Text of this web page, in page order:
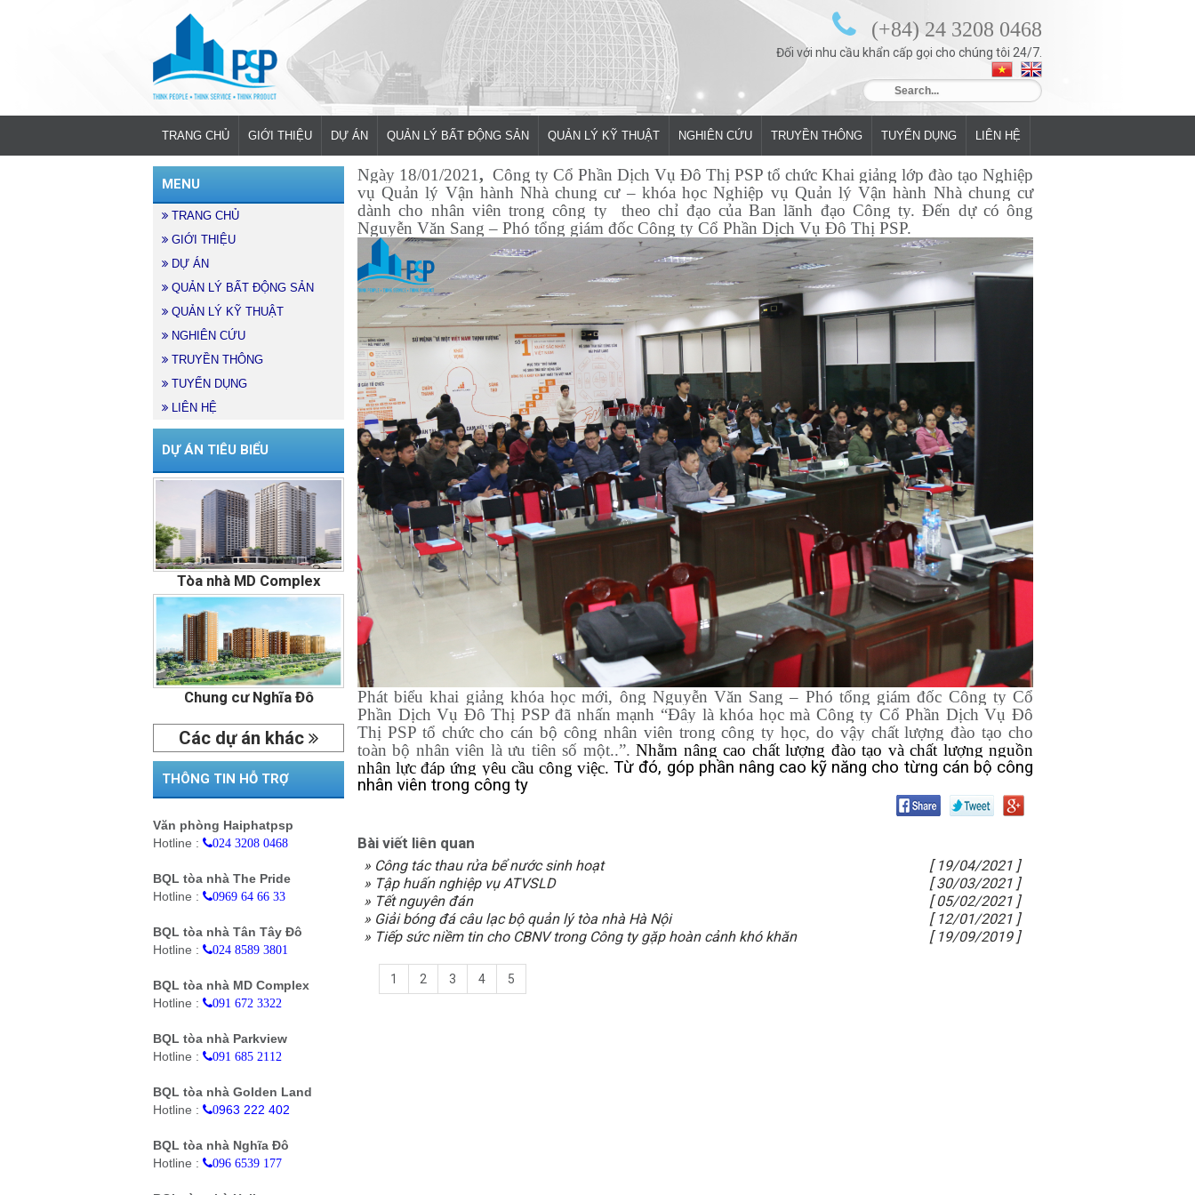
(+84) 24 3208 0468
Đối với nhu cầu khẩn cấp gọi cho chúng tôi 24/7.
TRANG CHỦ GIỚI THIỆU DỰ ÁN QUẢN LÝ BẤT ĐỘNG SẢN QUẢN LÝ KỸ THUẬT NGHIÊN CỨU TRUYỀN THÔNG TUYỂN DỤNG LIÊN HỆ
MENU
TRANG CHỦ
GIỚI THIỆU
DỰ ÁN
QUẢN LÝ BẤT ĐỘNG SẢN
QUẢN LÝ KỸ THUẬT
NGHIÊN CỨU
TRUYỀN THÔNG
TUYỂN DỤNG
LIÊN HỆ
DỰ ÁN TIÊU BIỂU
Tòa nhà MD Complex
Chung cư Nghĩa Đô
Các dự án khác
THÔNG TIN HỖ TRỢ
Văn phòng Haiphatpsp
Hotline :
024 3208 0468
BQL tòa nhà The Pride
Hotline :
0969 64 66 33
BQL tòa nhà Tân Tây Đô
Hotline :
024 8589 3801
BQL tòa nhà MD Complex
Hotline :
091 672 3322
BQL tòa nhà Parkview
Hotline :
091 685 2112
BQL tòa nhà Golden Land
Hotline :
0963 222 402
BQL tòa nhà Nghĩa Đô
Hotline :
096 6539 177
Ngày 18/01/2021, Công ty Cổ Phần Dịch Vụ Đô Thị PSP tổ chức Khai giảng lớp đào tạo Nghiệp
vụ Quản lý Vận hành Nhà chung cư – khóa học Nghiệp vụ Quản lý Vận hành Nhà chung cư
dành cho nhân viên trong công ty
theo chỉ đạo của Ban lãnh đạo Công ty. Đến dự có ông
Nguyễn Văn Sang – Phó tổng giám đốc Công ty Cổ Phần Dịch Vụ Đô Thị PSP.
Phát biểu khai giảng khóa học mới, ông Nguyễn Văn Sang – Phó tổng giám đốc Công ty Cổ
Phần Dịch Vụ Đô Thị PSP đã nhấn mạnh “Đây là khóa học mà Công ty Cổ Phần Dịch Vụ Đô
Thị PSP tổ chức cho cán bộ công nhân viên trong công ty học, do vậy chất lượng đào tạo cho
toàn bộ nhân viên là ưu tiên số một..”.Nhằm nâng cao chất lượng đào tạo và chất lượng nguồn
nhân lực đáp ứng yêu cầu công việc. Từ đó, góp phần nâng cao kỹ năng cho từng cán bộ công
nhân viên trong công ty
Bài viết liên quan
» Công tác thau rửa bể nước sinh hoạt
[ 19/04/2021 ]
» Tập huấn nghiệp vụ ATVSLD
[ 30/03/2021 ]
» Tết nguyên đán
[ 05/02/2021 ]
» Giải bóng đá câu lạc bộ quản lý tòa nhà Hà Nội
[ 12/01/2021 ]
» Tiếp sức niềm tin cho CBNV trong Công ty gặp hoàn cảnh khó khăn
[ 19/09/2019 ]
1 2 3 4 5